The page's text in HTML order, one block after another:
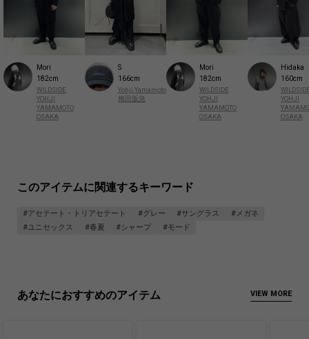
Mori
182cm
WILDSIDE
YOHJI
YAMAMOTO
OSAKA
S
166cm
Yohji Yamamoto
梅田阪急
Mori
182cm
WILDSIDE
YOHJI
YAMAMOTO
OSAKA
Hidaka
160cm
YOHJI
OSAKA
このアイテムに関連するキーワード
#アセテート・トリアセテート #グレー #サングラス
#メガネ
#ユニセックス
#春夏 #シャープ #モード
あなたにおすすめのアイテム VIEW MORE